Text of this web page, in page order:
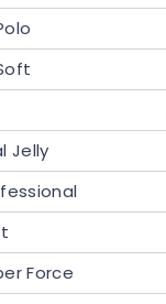
Jelly
Force